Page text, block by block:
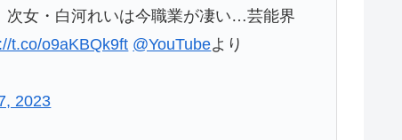
次女・白河れいは今職業が凄い…芸能界
t.co/o9aKBQk9ft @YouTubeより
2023